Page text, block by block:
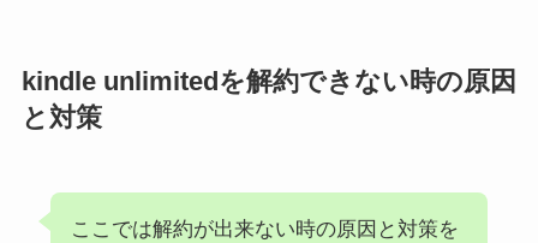
kindle unlimitedを解約できない時の原因
と対策
ここでは解約が出来ない時の原因と対策を